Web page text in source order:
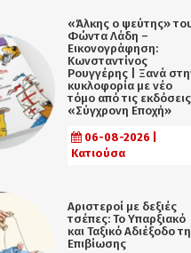
«Άλκης ο ψεύτης»
Φώντα Λάδη –
Εικονογράφηση:
Κωνσταντίνος
Ρουγγέρης | Ξανά
κυκλοφορία με νέο
τόμο από τις εκδόσεις
«Σύγχρονη Εποχή»
06-08-2026 |
Κατιούσα
Αριστεροί με δεξιές
τσέπες: Το Υπαρξιακό
και Ταξικό Αδιέξοδο
Επιβίωσης